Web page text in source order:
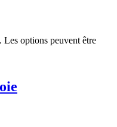
options peuvent être